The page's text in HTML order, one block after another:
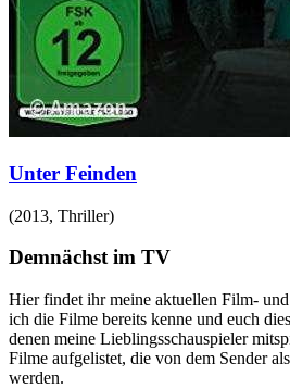
Unter Feinden
(2013, Thriller)
Demnächst im TV
Hier findet ihr meine aktuellen Film- und
ich die Filme bereits kenne und euch
denen meine Lieblingsschauspieler
Filme aufgelistet, die von dem Sender
werden.